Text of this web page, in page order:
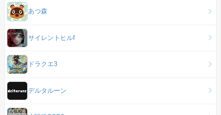
あつ森
サイレントヒルf
ドラクエ3
デルタルーン